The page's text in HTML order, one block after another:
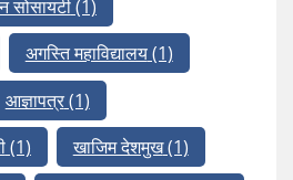
सोसायटी(1)
अगस्ति महाविद्यालय(1)
आज्ञापत्र(1)
(1) खाजिम देशमुख(1)